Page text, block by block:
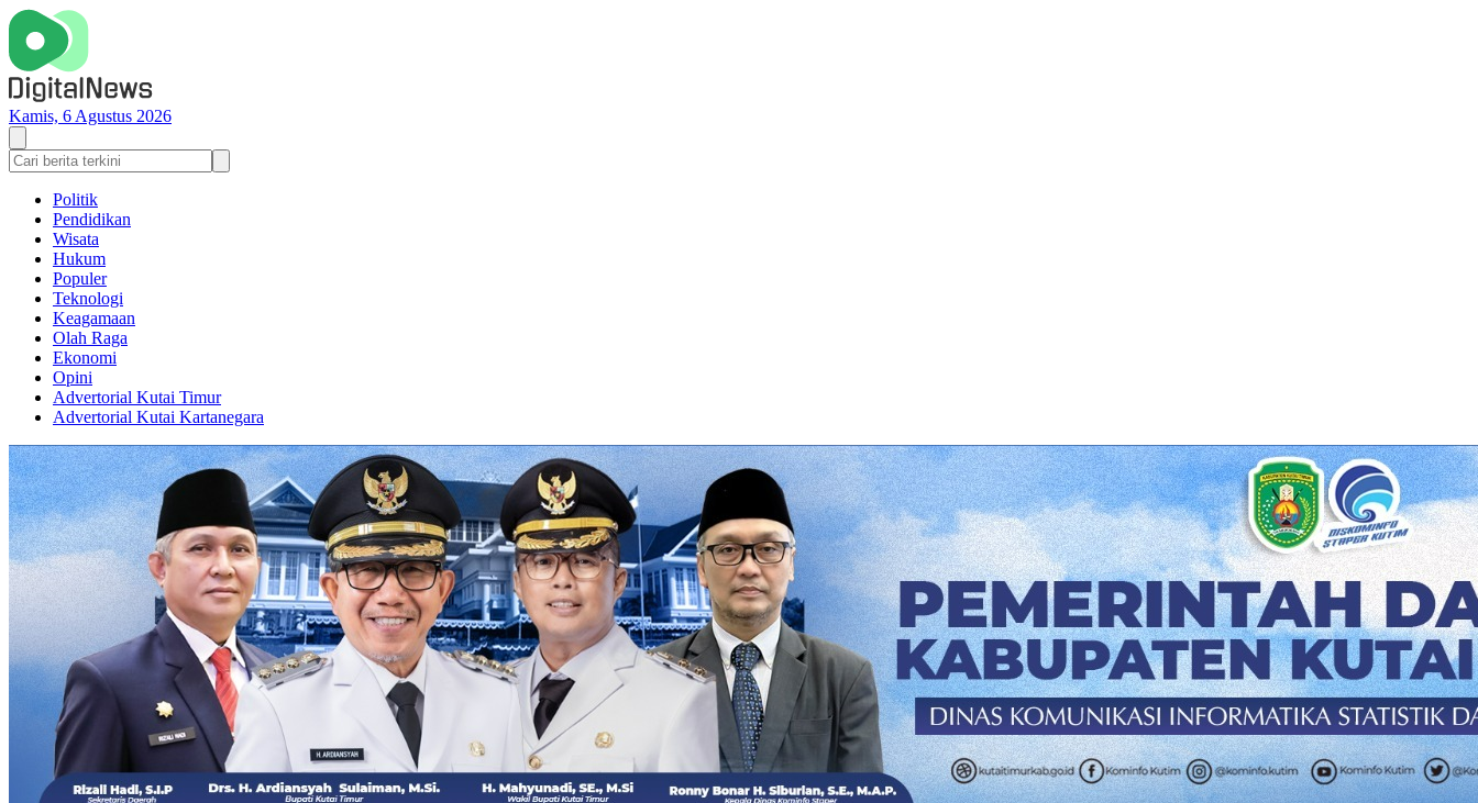
Kamis, 6 Agustus 2026
Politik
Pendidikan
Wisata
Hukum
Populer
Teknologi
Keagamaan
Olah Raga
Ekonomi
Opini
Advertorial Kutai Timur
Advertorial Kutai Kartanegara